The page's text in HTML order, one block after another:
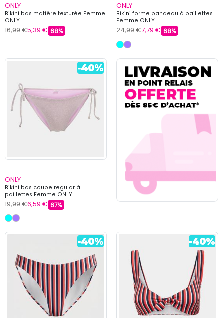
ONLY
Bikini bas matière texturée Femme
ONLY
16,99 €5,39 € 68%
ONLY
Bikini forme bandeau à paillettes
Femme ONLY
24,99 €7,79 € 68%
ONLY
Bikini bas coupe regular à
paillettes Femme ONLY
19,99 €6,59 € 67%